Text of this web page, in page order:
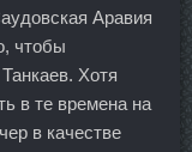
Аравия
чтобы
Хотя
в те времена на
в качестве